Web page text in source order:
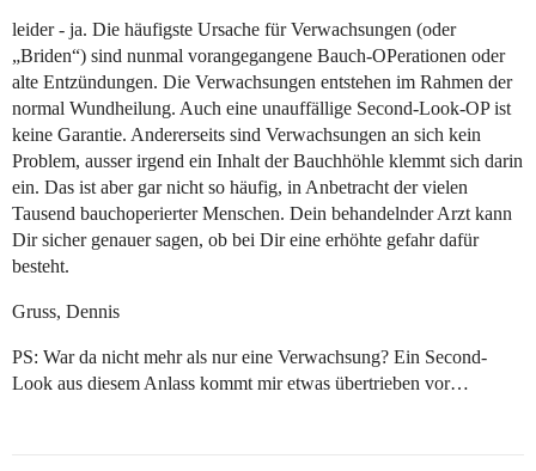
leider - ja. Die häufigste Ursache für Verwachsungen (oder
„Briden“) sind nunmal vorangegangene Bauch-OPerationen oder
alte Entzündungen. Die Verwachsungen entstehen im Rahmen der
normal Wundheilung. Auch eine unauffällige Second-Look-OP ist
keine Garantie. Andererseits sind Verwachsungen an sich kein
Problem, ausser irgend ein Inhalt der Bauchhöhle klemmt sich darin
ein. Das ist aber gar nicht so häufig, in Anbetracht der vielen
Tausend bauchoperierter Menschen. Dein behandelnder Arzt kann
Dir sicher genauer sagen, ob bei Dir eine erhöhte gefahr dafür
besteht.
Gruss, Dennis
PS: War da nicht mehr als nur eine Verwachsung? Ein Second-
Look aus diesem Anlass kommt mir etwas übertrieben vor…